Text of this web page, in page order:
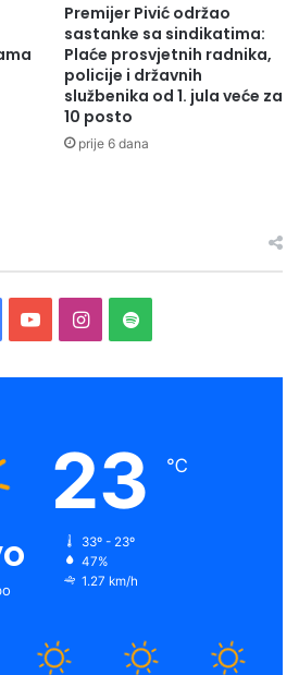
Premijer Pivić održao
sastanke sa sindikatima:
Plaće prosvjetnih radnika,
policije i državnih
službenika od 1. jula veće za
10 posto
prije 6 dana
YouTubeInstagram
Spotify
23 ℃
33º - 23º
47%
1.27 km/h